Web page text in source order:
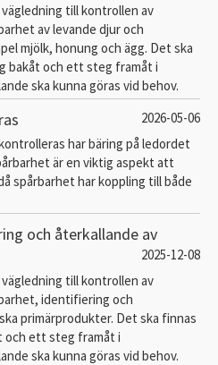
till kontrollen av
av levande djur och
mjölk, honung och ägg. Det ska
bakåt och ett steg framåt i
ska kunna göras vid behov.
2026-05-06
har bäring på ledordet
är en viktig aspekt att
spårbarhet har koppling till både
och återkallande av
2025-12-08
till kontrollen av
identifiering och
primärprodukter. Det ska finnas
och ett steg framåt i
ska kunna göras vid behov.